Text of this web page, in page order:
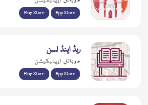
Play Store App Store
ریڈ اینڈ لسن
موبائل ایپلیکیشن
Play Store App Store